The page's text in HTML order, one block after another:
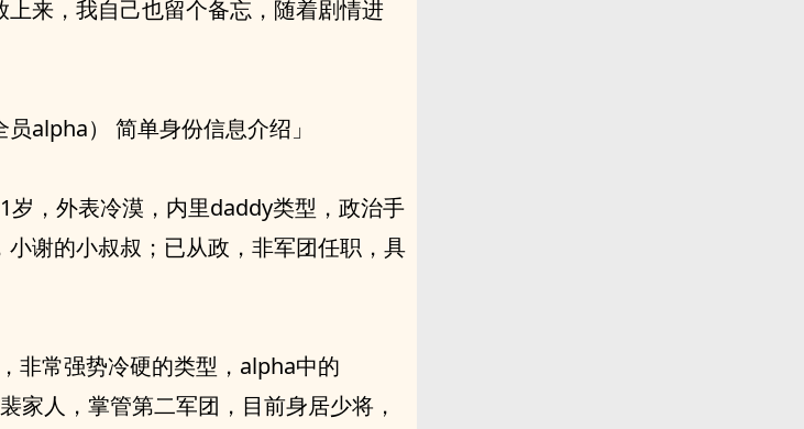
来，我自己也留个备忘，随着剧情进
员alpha） 简单身份信息介绍」
岁，外表冷漠，内里daddy类型，政治手
谢的小叔叔；已从政，非军团任职，具
非常强势冷硬的类型，alpha中的
家人，掌管第二军团，目前身居少将，